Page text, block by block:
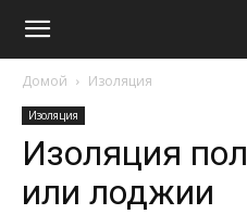
Домой Изоляция
Изоляция
Изоляция
или лоджии